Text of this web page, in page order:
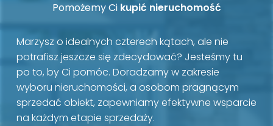
Pomożemy Ci kupić nieruchomość
Marzysz o idealnych czterech kątach, ale nie
potrafisz jeszcze się zdecydować? Jesteśmy tu
po to, by Ci pomóc. Doradzamy w zakresie
wyboru nieruchomości, a osobom pragnącym
sprzedać obiekt, zapewniamy efektywne wsparcie
na każdym etapie sprzedaży.